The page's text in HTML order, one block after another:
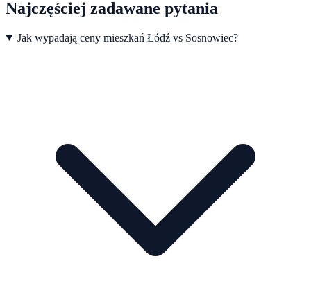
Najczęściej zadawane pytania
Jak wypadają ceny mieszkań Łódź vs Sosnowiec?